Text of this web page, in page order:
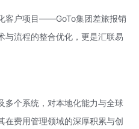
客户项目——GoTo集团差旅报销
与流程的整合优化，更是汇联易
多个系统，对本地化能力与全球
在费用管理领域的深厚积累与创